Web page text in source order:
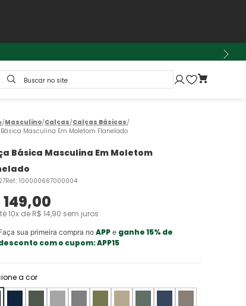
no site
Masculino Calças Calças Básicas
Masculina Em Moletom Flanelado
Básica Masculina Em Moletom
Ref.: 100000667000004
149,00
10x de R$ 14,90 sem juros
sua primeira compra no APPe ganhe 15% de
com o cupom:APP15
a cor